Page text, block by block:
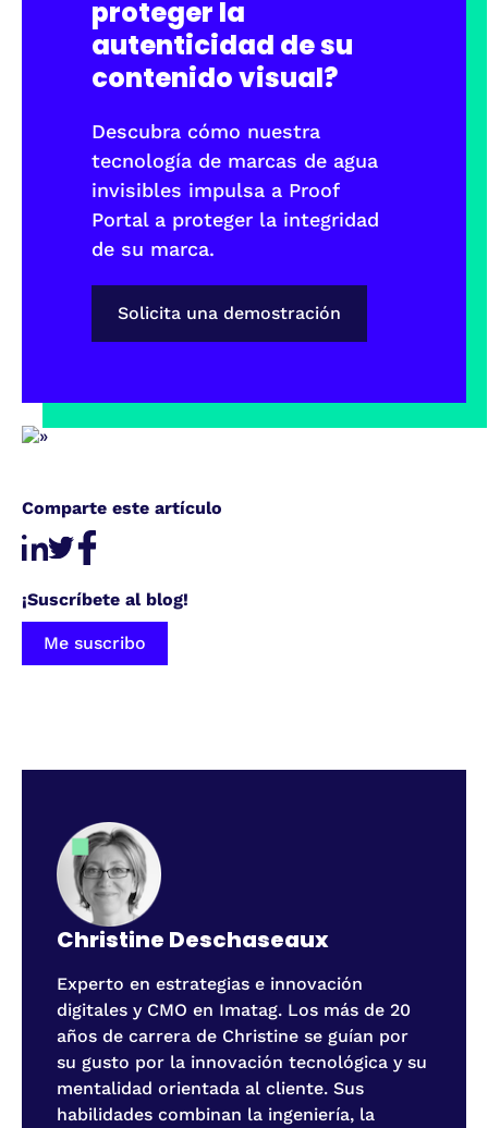
Comparte este artículo
¡Suscríbete al blog!
Me suscribo
proteger la
autenticidad de su
contenido visual?
Descubra cómo nuestra
tecnología de marcas de agua
invisibles impulsa a Proof
Portal a proteger la integridad
de su marca.
Solicita una demostración
Christine Deschaseaux
Experto en estrategias e innovación
digitales y CMO en Imatag. Los más de 20
años de carrera de Christine se guían por
su gusto por la innovación tecnológica y su
mentalidad orientada al cliente. Sus
habilidades combinan la ingeniería, la